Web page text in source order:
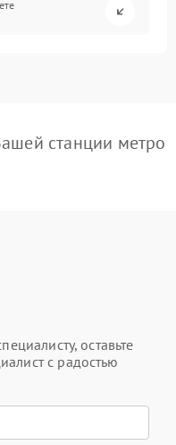
станции метро
оставьте
с радостью